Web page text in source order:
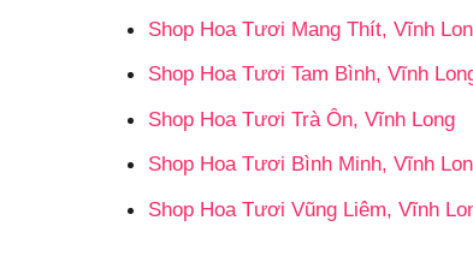
Shop Hoa Tươi Mang Thít, Vĩnh
Shop Hoa Tươi Tam Bình, Vĩnh
Shop Hoa Tươi Trà Ôn, Vĩnh Long
Shop Hoa Tươi Bình Minh, Vĩnh
Shop Hoa Tươi Vũng Liêm, Vĩnh